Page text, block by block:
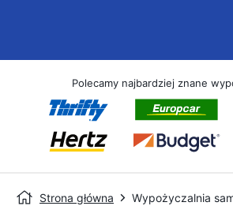
Polecamy najbardziej znane
Strona główna Wypożyczalnia